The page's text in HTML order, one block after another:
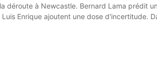
déroute à Newcastle. Bernard Lama prédit
Enrique ajoutent une dose d'incertitude.